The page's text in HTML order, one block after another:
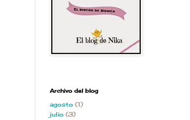
Archivo del blog
agosto (1)
julio (3)